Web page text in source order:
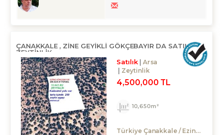
ÇANAKKALE , ZİNE GEYİKLİ GÖKÇEBAYIR DA SATILIK
ZEYTİNLİK
Satılık
Arsa
Zeytinlik
4,500,000 TL
10,650m²
Türkiye Çanakkale / Ezine/